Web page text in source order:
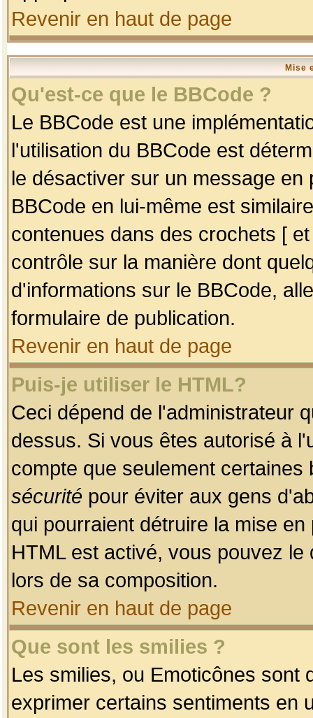
Revenir en haut de page
Mise
Qu'est-ce que le BBCode ?
Le BBCode est une
l'utilisation du BBCode est
le désactiver sur un message
BBCode en lui-même est
contenues dans des crochets [
contrôle sur la manière dont
d'informations sur le BBCode,
formulaire de publication.
Revenir en haut de page
Puis-je utiliser le HTML?
Ceci dépend de l'administrateur
dessus. Si vous êtes autorisé à
compte que seulement
sécurité pour éviter aux gens
qui pourraient détruire la mise
HTML est activé, vous pouvez
lors de sa composition.
Revenir en haut de page
Que sont les smilies ?
Les smilies, ou Emoticônes sont
exprimer certains sentiments en